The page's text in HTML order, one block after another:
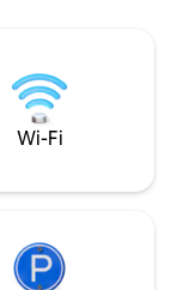
lojas de bairro,
restaurantes e
tornar sua
inesquecível.
Wi-Fi